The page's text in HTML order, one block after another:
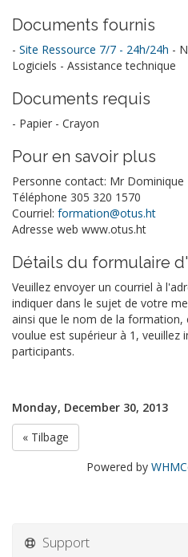
Documents fournis
- Site Ressource 7/7 - 24h/24h -
Logiciels - Assistance technique
Documents requis
- Papier - Crayon
Pour en savoir plus
Personne contact: Mr
Téléphone 305 320 1570
Courriel: formation@otus.ht
Adresse web www.otus.ht
Détails du formulaire
Veuillez envoyer un courriel à
indiquer dans le sujet de votre
ainsi que le nom de la formation,
voulue est supérieur à 1, veuillez
participants.
Monday, December 30, 2013
« Tilbage
Powered by
Support